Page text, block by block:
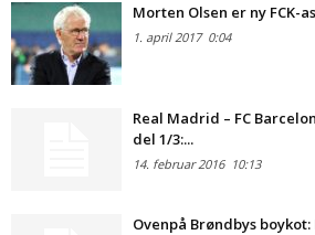
Morten Olsen er ny FCK-
1. april 20170:04
Real Madrid – FC
del 1/3:...
14. februar 201610:13
Ovenpå Brøndbys